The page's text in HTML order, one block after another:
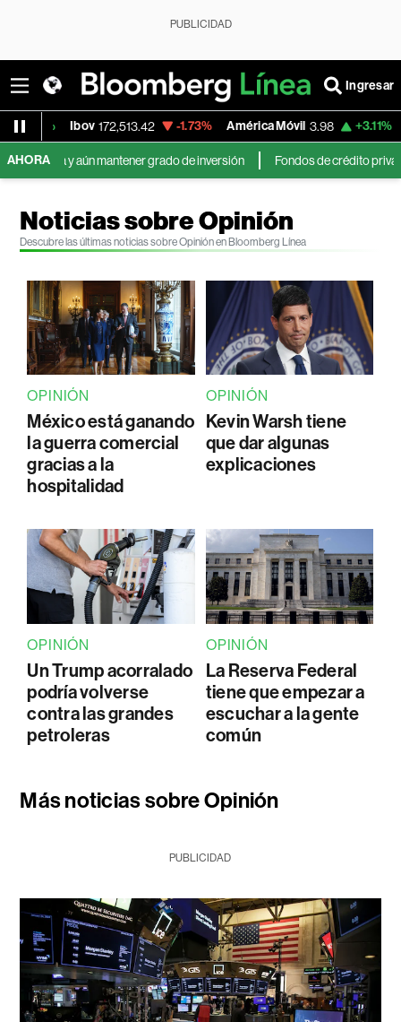
PUBLICIDAD
Ingresar
172,513.42 -1.73% América Móvil 3.98 +3.11%
AHORA
aún mantener grado de inversión Fondos de crédito privado evitan los
Noticias sobre Opinión
Descubre las últimas noticias sobre Opinión en Bloomberg Línea
OPINIÓN
México está ganando
la guerra comercial
gracias a la
hospitalidad
OPINIÓN
Kevin Warsh tiene
que dar algunas
explicaciones
OPINIÓN
Un Trump acorralado
podría volverse
contra las grandes
petroleras
OPINIÓN
La Reserva Federal
tiene que empezar a
escuchar a la gente
común
Más noticias sobre Opinión
PUBLICIDAD